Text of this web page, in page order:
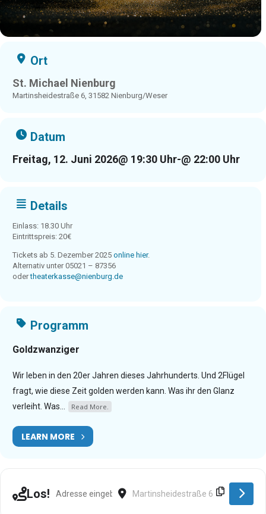
Ort
St. Michael Nienburg
Martinsheidestraße 6, 31582 Nienburg/Weser
Datum
Freitag, 12. Juni 2026@ 19:30 Uhr-@ 22:00 Uhr
Details
Einlass: 18.30 Uhr
Eintrittspreis: 20€
Tickets ab 5. Dezember 2025 online hier.
Alternativ unter 05021 – 87356
odertheaterkasse@nienburg.de
Programm
Goldzwanziger
Wir leben in den 20er Jahren dieses Jahrhunderts. Und 2Flügel
fragt, wie diese Zeit golden werden kann. Was ihr den Glanz
verleiht. Was...
Read More.
LEARN MORE
Los! Address - Nienburg [zs4wovGEW]Destination Address - Nienburg